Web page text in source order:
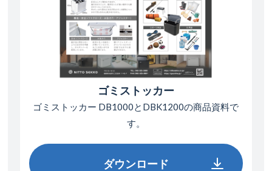
ゴミストッカー
ゴミストッカー DB1000とDBK1200の商品資料で
す。
ダウンロード